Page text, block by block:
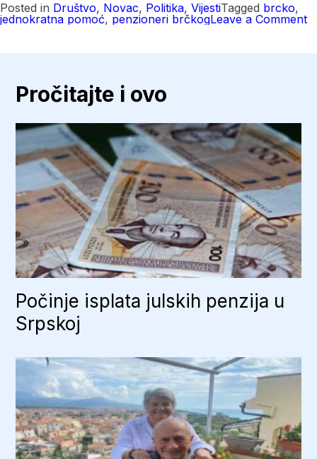
Posted in Društvo, Novac, Politika, VijestiTagged brcko,
jednokratna pomoć, penzioneri brčkogLeave a Comment
Pročitajte i ovo
Počinje isplata julskih penzija u
Srpskoj